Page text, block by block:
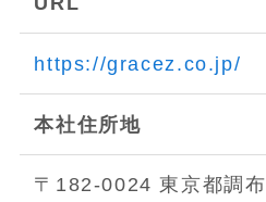
https://gracez.co.jp/
本社住所地
〒182-0024 東京都調